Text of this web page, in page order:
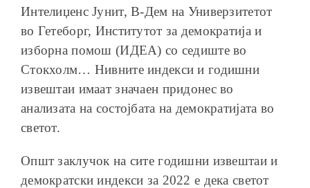
Интелиџенс Јунит, В-Дем на Универзитетот
во Гетеборг, Институтот за демократија и
изборна помош (ИДЕА) со седиште во
Стокхолм… Нивните индекси и годишни
извештаи имаат значаен придонес во
анализата на состојбата на демократијата во
светот.
Општ заклучок на сите годишни извештаи и
демократски индекси за 2022 е дека светот